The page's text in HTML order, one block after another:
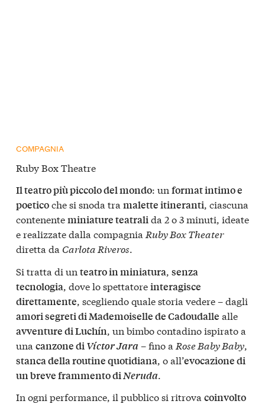
COMPAGNIA
Ruby Box Theatre
Il teatro più piccolo del mondo: un format intimo e
poeticoche si snoda tra malette itineranti, ciascuna
contenenteminiature teatralida 2 o 3 minuti, ideate
e realizzate dalla compagnia Ruby Box Theater
diretta da Carlota Riveros.
Si tratta di un teatro in miniatura, senza
tecnologia, dove lo spettatoreinteragisce
direttamente, scegliendo quale storia vedere – dagli
amori segreti di Mademoiselle de Cadoudalle alle
avventure di Luchín, un bimbo contadino ispirato a
una canzone diVíctor Jara– fino a Rose Baby Baby,
stanca della routine quotidiana, o all’evocazione di
un breve frammento diNeruda.
In ogni performance, il pubblico si ritrova coinvolto